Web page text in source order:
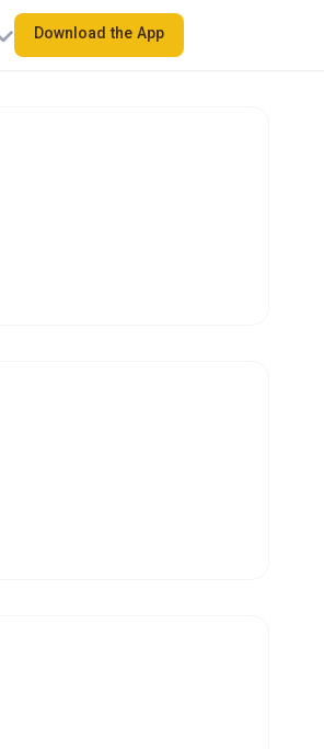
Download the App